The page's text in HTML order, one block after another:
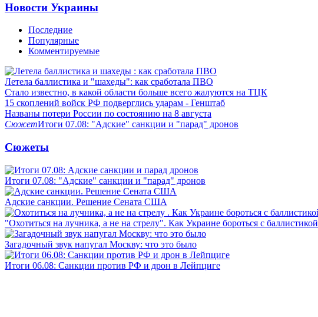
Новости Украины
Последние
Популярные
Комментируемые
Летела баллистика и "шахеды": как сработала ПВО
Стало известно, в какой области больше всего жалуются на ТЦК
15 скоплений войск РФ подверглись ударам - Генштаб
Названы потери России по состоянию на 8 августа
СюжетИтоги 07.08: "Адские" санкции и "парад" дронов
Сюжеты
Итоги 07.08: "Адские" санкции и "парад" дронов
Адские санкции. Решение Сената США
"Охотиться на лучника, а не на стрелу". Как Украине бороться с баллистикой
Загадочный звук напугал Москву: что это было
Итоги 06.08: Санкции против РФ и дрон в Лейпциге